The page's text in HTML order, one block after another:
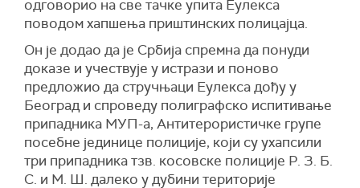
одговорио на све тачке упита Еулекса
поводом хапшења приштинских полицајца.
Он је додао да је Србија спремна да понуди
доказе и учествује у истрази и поново
предложио да стручњаци Еулекса дођу у
Београд и спроведу полиграфско испитивање
припадника МУП-а, Антитерористичке групе
посебне јединице полиције, који су ухапсили
три припадника тзв. косовске полиције Р. З. Б.
С. и М. Ш. далеко у дубини територије